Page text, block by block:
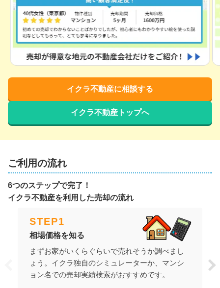
イクラ不動産に相談する
イクラ不動産トップへ
ご利用の流れ
6つのステップで完了！
イクラ不動産を利用した売却の流れ
STEP1
相場価格を知る
まずお家がいくらぐらいで売れそうか調べまし
ょう。イクラ独自のシミュレーターか、マンシ
ョン名での売却実績検索がおすすめです。